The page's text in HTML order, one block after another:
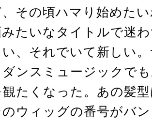
、その頃ハマり始めた
たいなタイトルで迷
、それでいて新しい
ダンスミュージックで
たくなった。あの髪
ウィッグの番号がバ